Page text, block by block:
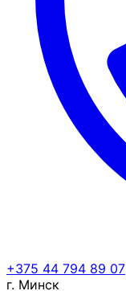
+375 44 794 89 07
г. Минск